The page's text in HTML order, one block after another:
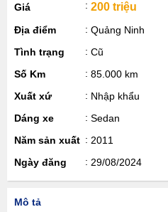
Giá 200 triệu
Địa điểm
Quảng Ninh
Tình trạng
Cũ
Số Km
85.000 km
Xuất xứ
Nhập khẩu
Dáng xe
Sedan
Năm sản xuất
2011
Ngày đăng
29/08/2024
Mô tả